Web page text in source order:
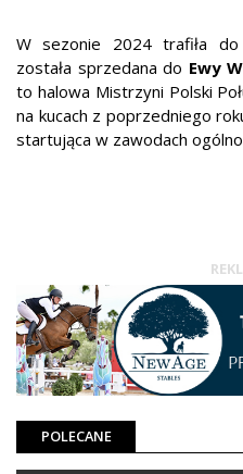
W sezonie 2024 trafiła
została sprzedana do Ewy
to halowa Mistrzyni Polski
na kucach z poprzedniego
startująca w zawodach
POLECANE